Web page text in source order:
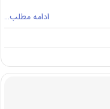
ادامه مطلب…